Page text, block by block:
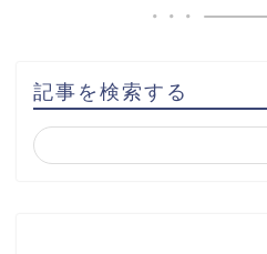
記事を検索する